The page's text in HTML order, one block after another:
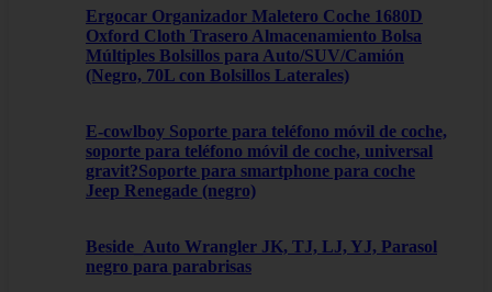
Ergocar Organizador Maletero Coche 1680D
Oxford Cloth Trasero Almacenamiento Bolsa
Múltiples Bolsillos para Auto/SUV/Camión
(Negro, 70L con Bolsillos Laterales)
E-cowlboy Soporte para teléfono móvil de coche,
soporte para teléfono móvil de coche, universal
gravit?Soporte para smartphone para coche
Jeep Renegade (negro)
Beside_Auto Wrangler JK, TJ, LJ, YJ, Parasol
negro para parabrisas